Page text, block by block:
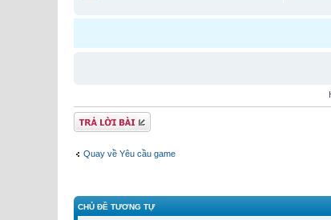
Gửi bài trả lời
Quay về Yêu cầu game
CHỦ ĐỀ TƯƠNG TỰ